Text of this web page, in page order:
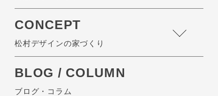
CONCEPT
松村デザインの家づくり
BLOG / COLUMN
ブログ・コラム